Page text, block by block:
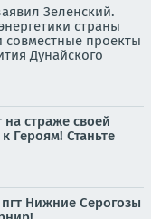
Зеленский.
страны
совместные проекты
Дунайского
на страже своей
Героям! Станьте
Нижние Серогозы